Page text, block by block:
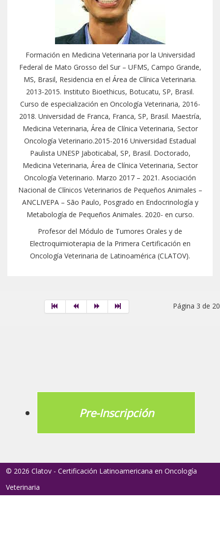
Formación en Medicina Veterinaria por la Universidad
Federal de Mato Grosso del Sur – UFMS, Campo Grande,
MS, Brasil, Residencia en el Área de Clínica Veterinaria.
2013-2015. Instituto Bioethicus, Botucatu, SP, Brasil.
Curso de especialización en Oncología Veterinaria, 2016-
2018. Universidad de Franca, Franca, SP, Brasil. Maestría,
Medicina Veterinaria, Área de Clínica Veterinaria, Sector
Oncología Veterinario.2015-2016 Universidad Estadual
Paulista UNESP Jaboticabal, SP, Brasil. Doctorado,
Medicina Veterinaria, Área de Clínica Veterinaria, Sector
Oncología Veterinario. Marzo 2017 – 2021. Asociación
Nacional de Clínicos Veterinarios de Pequeños Animales –
ANCLIVEPA – São Paulo, Posgrado en Endocrinología y
Metabología de Pequeños Animales. 2020- en curso.
Profesor del Módulo de Tumores Orales y de
Electroquimioterapia de la Primera Certificación en
Oncología Veterinaria de Latinoamérica (CLATOV).
Página 3 de 20
Pre-Inscripción
© 2026 Clatov - Certificación Latinoamericana en Oncología
Veterinaria